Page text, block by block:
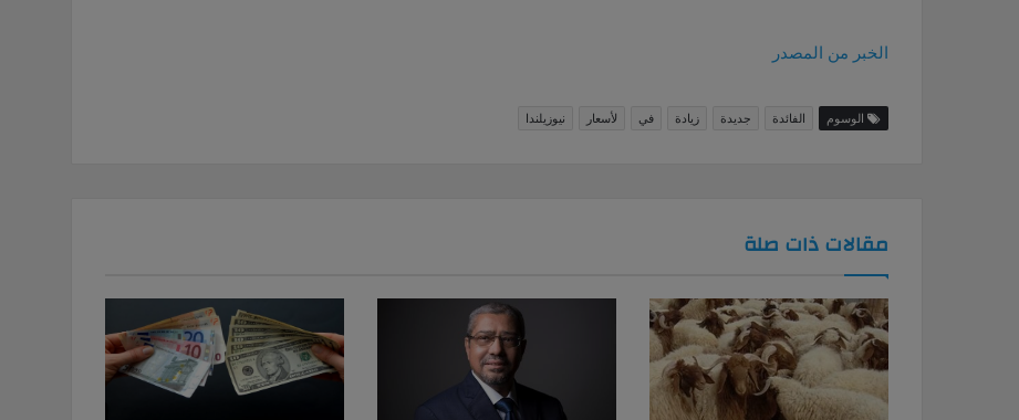
الخبر من المصدر
الوسوم الفائدة جديدة زيادة في لأسعار نيوزيلندا
مقالات ذات صلة